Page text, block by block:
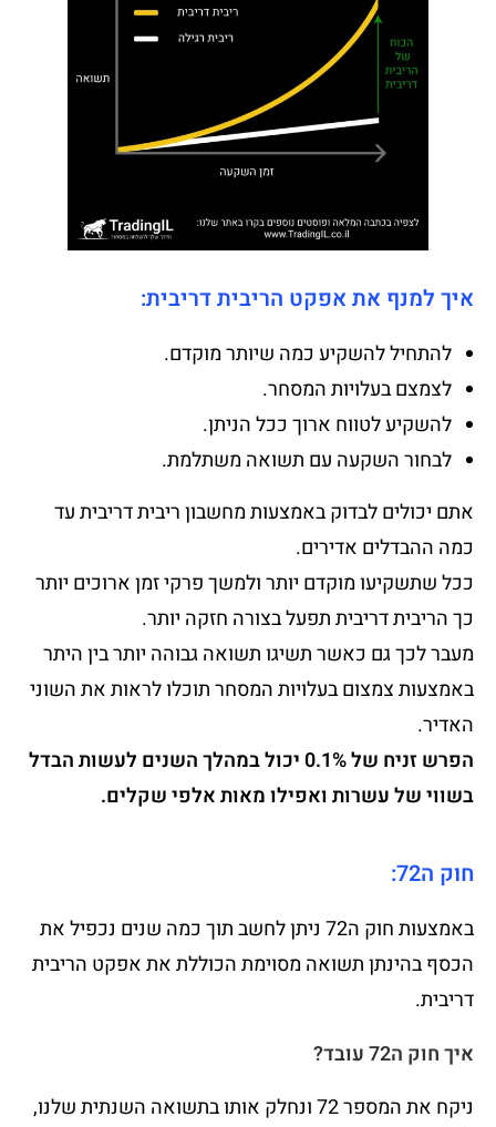
איך למנף את אפקט הריבית דריבית:
להתחיל להשקיע כמה שיותר מוקדם.
לצמצם בעלויות המסחר.
להשקיע לטווח ארוך ככל הניתן.
לבחור השקעה עם תשואה משתלמת.
אתם יכולים לבדוק באמצעות מחשבון ריבית דריבית עד
כמה ההבדלים אדירים.
ככל שתשקיעו מוקדם יותר ולמשך פרקי זמן ארוכים יותר
כך הריבית דריבית תפעל בצורה חזקה יותר.
מעבר לכך גם כאשר תשיגו תשואה גבוהה יותר בין היתר
באמצעות צמצום בעלויות המסחר תוכלו לראות את השוני
האדיר.
הפרש זניח של 0.1% יכול במהלך השנים לעשות הבדל
בשווי של עשרות ואפילו מאות אלפי שקלים.
חוק ה72:
באמצעות חוק ה72 ניתן לחשב תוך כמה שנים נכפיל את
הכסף בהינתן תשואה מסוימת הכוללת את אפקט הריבית
דריבית.
איך חוק ה72 עובד?
ניקח את המספר 72 ונחלק אותו בתשואה השנתית שלנו,